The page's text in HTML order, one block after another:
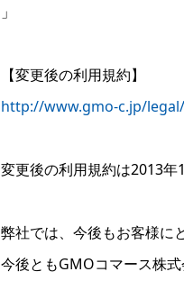
」
【変更後の利用規約】
http://www.gmo-c.jp/
変更後の利用規約は2013年
弊社では、今後もお客様に
今後ともGMOコマース株式